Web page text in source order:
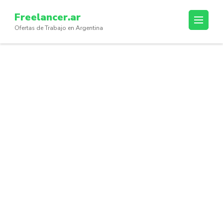
content
(Press
Freelancer.ar
Ofertas de Trabajo en Argentina